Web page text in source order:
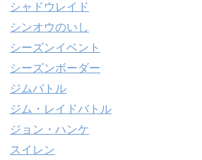
シャドウレイド
シンオウのいし
シーズンイベント
シーズンボーダー
ジムバトル
ジム・レイドバトル
ジョン・ハンケ
スイレン